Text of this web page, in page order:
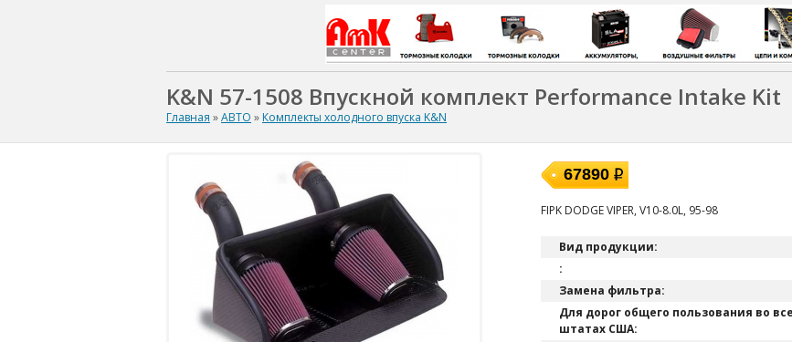
K&N 57-1508 Впускной комплект Performance Intake Kit
Главная »АВТО » Комплекты холодного впуска K&N
67890
FIPK DODGE VIPER, V10-8.0L, 95-98
Вид продукции:
:
Замена фильтра:
Для дорог общего пользования во
штатах США: